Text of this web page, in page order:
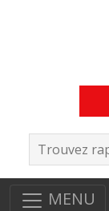
MENU